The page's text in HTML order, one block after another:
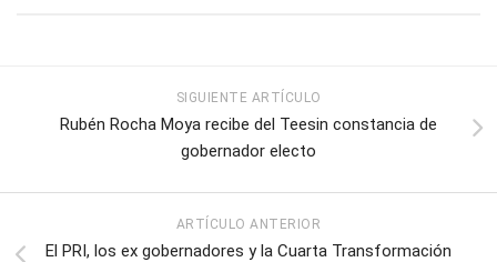
SIGUIENTE ARTÍCULO
Rubén Rocha Moya recibe del Teesin constancia de
gobernador electo
ARTÍCULO ANTERIOR
El PRI, los ex gobernadores y la Cuarta Transformación